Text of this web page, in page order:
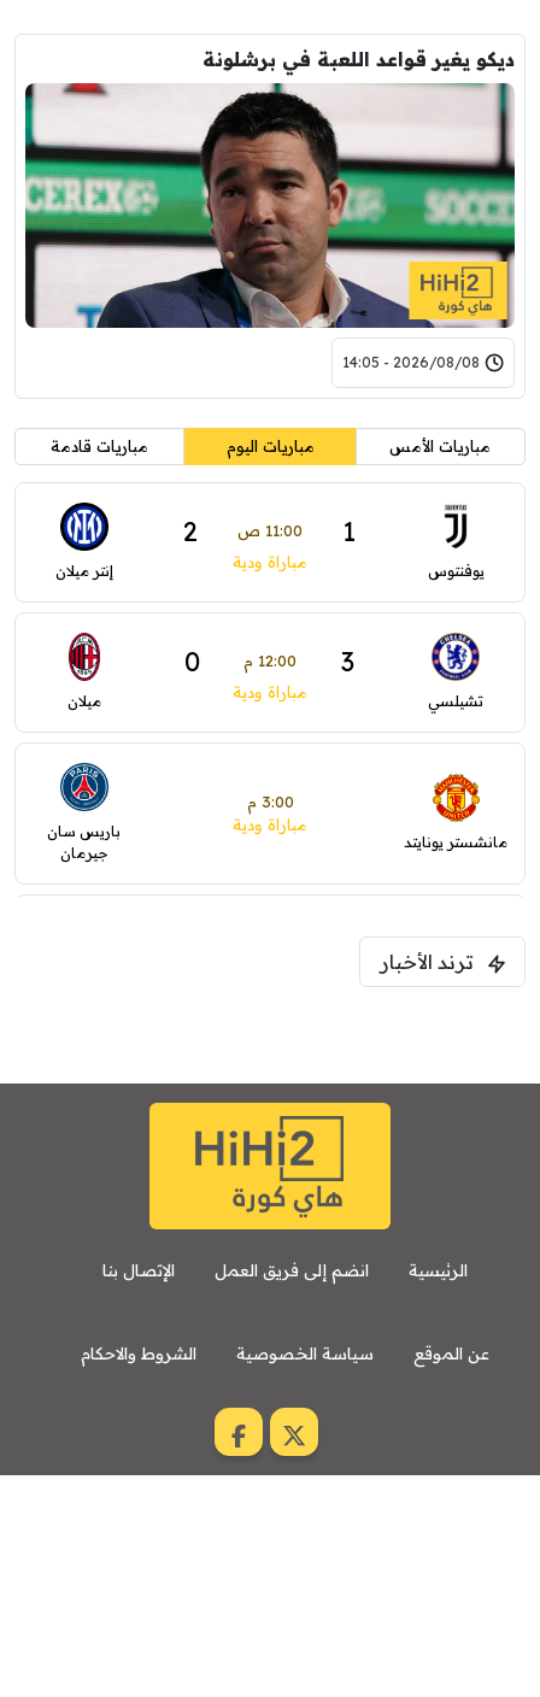
ديكو يغير قواعد اللعبة في برشلونة
2026/08/08 - 14:05
مباريات الأمس مباريات اليوم مباريات قادمة
يوفنتوس
1 11:00 ص 2
مباراة ودية إنتر ميلان
تشيلسي
3 12:00 م 0
مباراة ودية ميلان
مانشستر يونايتد
3:00 م
مباراة ودية
باريس سان
جيرمان
فرينتسفاروشي
8:00 م
مباراة ودية
ترند الأخبار
الرئيسية انضم إلى فريق العمل الإتصال بنا
عن الموقع سياسة الخصوصية الشروط والاحكام